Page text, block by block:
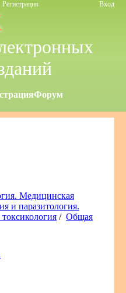
Регистрация Вход
Форум
Медицинская
и паразитология.
/ Общая